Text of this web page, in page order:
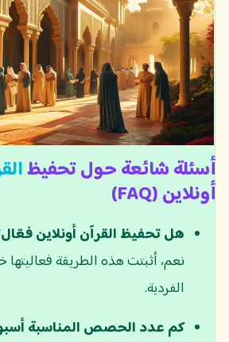
أسئلة شائعة حول تحفيظ
أونلاين (FAQ)
هل تحفيظ القرآن أونلاين
نعم، أثبتت هذه الطريقة فعاليتها
الفردية.
كم عدد الحصص المناسبة